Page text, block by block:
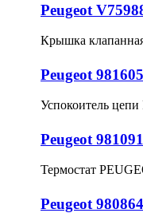
Peugeot
Крышка
Peugeot
Успокоитель
Peugeot
Термостат
Peugeot